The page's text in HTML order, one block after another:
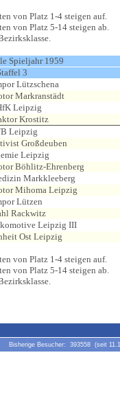
von Platz 1-4 steigen auf.
von Platz 5-14 steigen ab.
Spieljahr 1959
3
Lützschena
Markranstädt
Leipzig
Krostitz
Leipzig
Großdeuben
Leipzig
Böhlitz-Ehrenberg
Markkleeberg
Mihoma Leipzig
Lützen
Rackwitz
Leipzig III
Ost Leipzig
von Platz 1-4 steigen auf.
von Platz 5-14 steigen ab.
Bisherige Besucher: 393558 (seit